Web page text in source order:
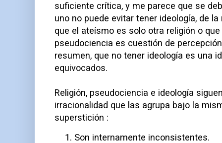
suficiente crítica, y me parece que se
uno no puede evitar tener ideología, de
que el ateísmo es solo otra religión o
pseudociencia es cuestión de
resumen, que no tener ideología es una
equivocados.
Religión, pseudociencia e ideología
irracionalidad que las agrupa bajo la
superstición :
Son internamente inconsistentes.